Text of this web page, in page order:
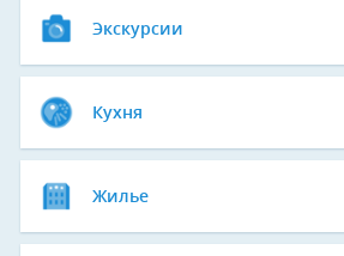
Экскурсии
Кухня
Жилье